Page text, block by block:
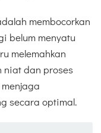
membocorkan
belum menyatu
melemahkan
niat dan proses
secara optimal.